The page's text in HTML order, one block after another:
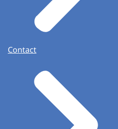
Contact